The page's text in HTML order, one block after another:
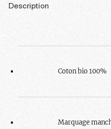
Description
Coton bio 100%
Marquage